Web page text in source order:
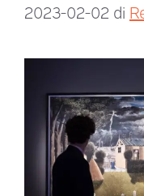
2023-02-02 di